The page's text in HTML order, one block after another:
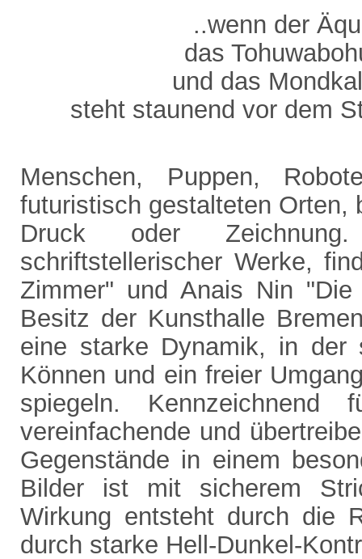
..wenn der
das
und das
steht staunend vor dem
Menschen, Puppen,
futuristisch gestalteten Orten,
Druck oder
schriftstellerischer Werke,
Zimmer" und Anais Nin
Besitz der Kunsthalle
eine starke Dynamik, in der
Können und ein freier
spiegeln.
vereinfachende und
Gegenstände in einem
Bilder ist mit sicherem
Wirkung entsteht durch die
durch starke Hell-Dunkel-